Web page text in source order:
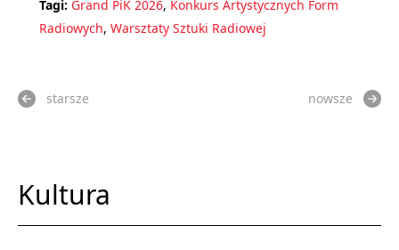
Tagi: Grand PiK 2026, Konkurs Artystycznych Form
Radiowych, Warsztaty Sztuki Radiowej
starsze nowsze
Kultura